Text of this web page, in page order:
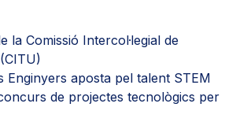
la Comissió Intercol·legial de
Enginyers aposta pel talent STEM
de projectes tecnològics per